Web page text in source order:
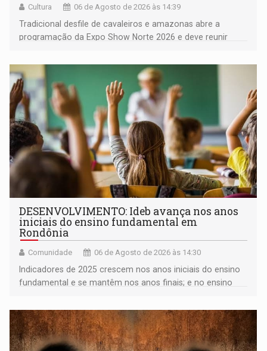
Cultura 06 de Agosto de 2026 às 14:39
Tradicional desfile de cavaleiros e amazonas abre a
programação da Expo Show Norte 2026 e deve reunir
DESENVOLVIMENTO: Ideb avança nos anos
iniciais do ensino fundamental em
Rondônia
Comunidade 06 de Agosto de 2026 às 14:30
Indicadores de 2025 crescem nos anos iniciais do ensino
fundamental e se mantêm nos anos finais; e no ensino